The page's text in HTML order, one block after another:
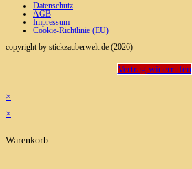
Datenschutz
AGB
Impressum
Cookie-Richtlinie (EU)
copyright by stickzauberwelt.de (2026)
Vertrag widerrufen
×
×
Warenkorb